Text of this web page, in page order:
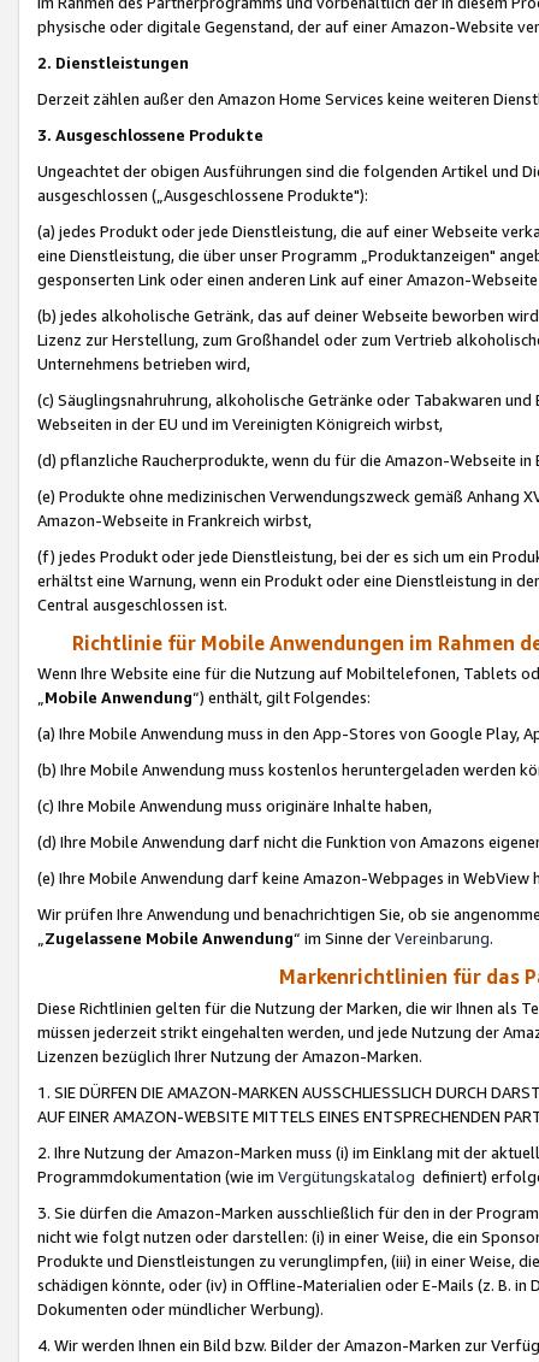
physische oder digitale Gegenstand, der auf einer Amazon-Website
2. Dienstleistungen
Derzeit zählen außer den Amazon Home Services keine weiteren
3. Ausgeschlossene Produkte
Ungeachtet der obigen Ausführungen sind die folgenden Artikel und
ausgeschlossen („Ausgeschlossene Produkte"):
(a) jedes Produkt oder jede Dienstleistung, die auf einer Webseite
eine Dienstleistung, die über unser Programm „Produktanzeigen"
gesponserten Link oder einen anderen Link auf einer Amazon-
(b) jedes alkoholische Getränk, das auf deiner Webseite beworben
Lizenz zur Herstellung, zum Großhandel oder zum Vertrieb
Unternehmens betrieben wird,
(c) Säuglingsnahruhrung, alkoholische Getränke oder Tabakwaren
Webseiten in der EU und im Vereinigten Königreich wirbst,
(d) pflanzliche Raucherprodukte, wenn du für die Amazon-Webseite in
(e) Produkte ohne medizinischen Verwendungszweck gemäß Anhang
Amazon-Webseite in Frankreich wirbst,
(f) jedes Produkt oder jede Dienstleistung, bei der es sich um ein
erhältst eine Warnung, wenn ein Produkt oder eine Dienstleistung in
Central ausgeschlossen ist.
Richtlinie für Mobile Anwendungen im Rahmen
Wenn Ihre Website eine für die Nutzung auf Mobiltelefonen, Tablets
„Mobile Anwendung“) enthält, gilt Folgendes:
(a) Ihre Mobile Anwendung muss in den App-Stores von Google Play,
(b) Ihre Mobile Anwendung muss kostenlos heruntergeladen werden
(c) Ihre Mobile Anwendung muss originäre Inhalte haben,
(d) Ihre Mobile Anwendung darf nicht die Funktion von Amazons
(e) Ihre Mobile Anwendung darf keine Amazon-Webpages in WebView
Wir prüfen Ihre Anwendung und benachrichtigen Sie, ob sie
„Zugelassene Mobile Anwendung“ im Sinne derVereinbarung.
Markenrichtlinien für das
Diese Richtlinien gelten für die Nutzung der Marken, die wir Ihnen als
müssen jederzeit strikt eingehalten werden, und jede Nutzung der
Lizenzen bezüglich Ihrer Nutzung der Amazon-Marken.
1. SIE DÜRFEN DIE AMAZON-MARKEN AUSSCHLIESSLICH DURCH
AUF EINER AMAZON-WEBSITE MITTELS EINES ENTSPRECHENDEN
2. Ihre Nutzung der Amazon-Marken muss (i) im Einklang mit der
Programmdokumentation (wie im Vergütungskatalog definiert)
3. Sie dürfen die Amazon-Marken ausschließlich für den in der
nicht wie folgt nutzen oder darstellen: (i) in einer Weise, die ein
Produkte und Dienstleistungen zu verunglimpfen, (iii) in einer Weise,
schädigen könnte, oder (iv) in Offline-Materialien oder E-Mails (z. B. in
Dokumenten oder mündlicher Werbung).
4. Wir werden Ihnen ein Bild bzw. Bilder der Amazon-Marken zur